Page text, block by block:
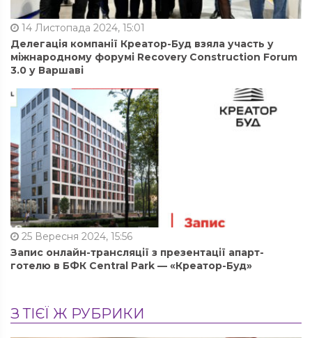
14 Листопада 2024, 15:01
Делегація компанії Креатор-Буд взяла участь у
міжнародному форумі Recovery Construction Forum
3.0 у Варшаві
25 Вересня 2024, 15:56
Запис онлайн-трансляції з презентації апарт-
готелю в БФК Central Park — «Креатор-Буд»
З ТІЄЇ Ж РУБРИКИ